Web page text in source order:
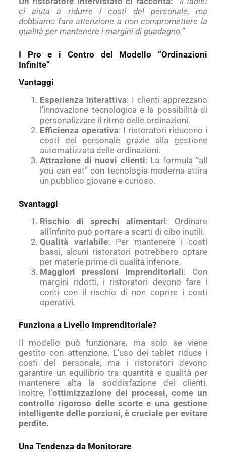
ci aiuta a ridurre i costi del personale, ma
dobbiamo fare attenzione a non compromettere la
qualità per mantenere i margini di guadagno.”
I Pro e i Contro del Modello “Ordinazioni
Infinite”
Vantaggi
Esperienza interattiva: I clienti apprezzano
l’innovazione tecnologica e la possibilità di
personalizzare il ritmo delle ordinazioni.
Efficienza operativa: I ristoratori riducono i
costi del personale grazie alla gestione
automatizzata delle ordinazioni.
Attrazione di nuovi clienti: La formula “all
you can eat” con tecnologia moderna attira
un pubblico giovane e curioso.
Svantaggi
Rischio di sprechi alimentari: Ordinare
all’infinito può portare a scarti di cibo inutili.
Qualità variabile: Per mantenere i costi
bassi, alcuni ristoratori potrebbero optare
per materie prime di qualità inferiore.
Maggiori pressioni imprenditoriali: Con
margini ridotti, i ristoratori devono fare i
conti con il rischio di non coprire i costi
operativi.
Funziona a Livello Imprenditoriale?
Il modello può funzionare, ma solo se viene
gestito con attenzione. L’uso dei tablet riduce i
costi del personale, ma i ristoratori devono
garantire un equilibrio tra quantità e qualità per
mantenere alta la soddisfazione dei clienti.
Inoltre, l’ottimizzazione dei processi, come un
controllo rigoroso delle scorte e una gestione
intelligente delle porzioni, è cruciale per evitare
perdite.
Una Tendenza da Monitorare